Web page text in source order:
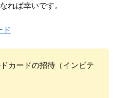
れば幸いです。
ド
カードの招待（インビテ